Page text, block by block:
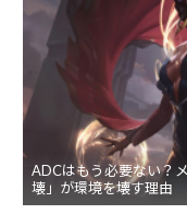
ADCはもう必要ない？
壊」が環境を壊す理由